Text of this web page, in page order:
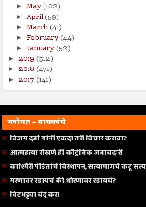
► May(102)
► April(59)
► March(41)
► February(44)
► January(52)
► 2019 (512)
► 2018 (471)
► 2017 (141)
मनोगत – वाचकांचे
विजय दर्डा यांनी एकदा तरी विचार करावा?
आत्महत्या रोखणे ही कौटुंबिक जबाबदारी
काश्मिरी पंडितांचे विस्थापन, सत्यामागचे कटू सत्य
मरणावर रडायचं की धोरणावर रडायचं?
विटभट्ट्या बंद करा